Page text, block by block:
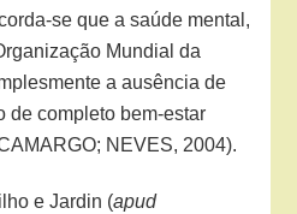
se que a saúde mental,
Mundial da
a ausência de
de completo bem-estar
NEVES, 2004).
e Jardin (apud